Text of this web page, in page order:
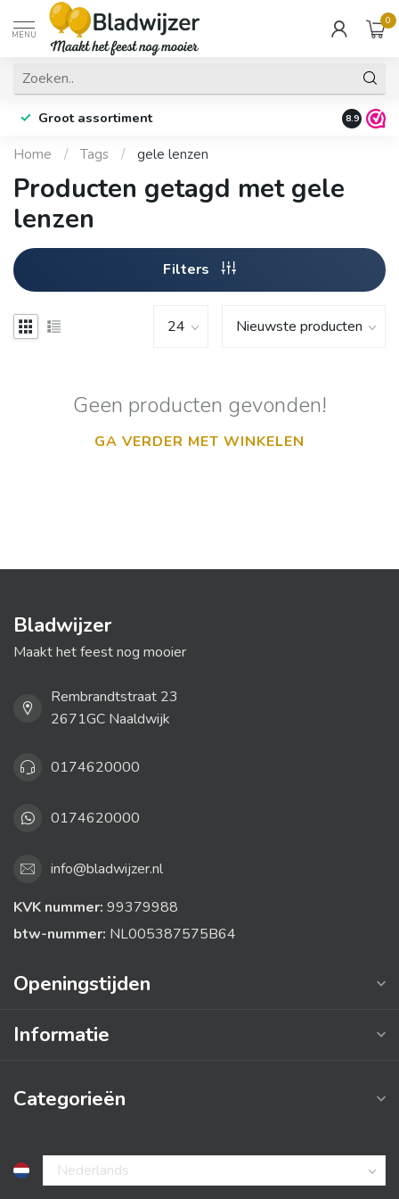
MENU
0
Groot assortiment Fysieke
8.9
Home / Tags / gele lenzen
Producten getagd met gele
lenzen
Filters
Geen producten gevonden!
GA VERDER MET WINKELEN
Bladwijzer
Maakt het feest nog mooier
Rembrandtstraat 23
2671GC Naaldwijk
0174620000
0174620000
info@bladwijzer.nl
KVK nummer: 99379988
btw-nummer: NL005387575B64
Openingstijden
Informatie
Categorieën